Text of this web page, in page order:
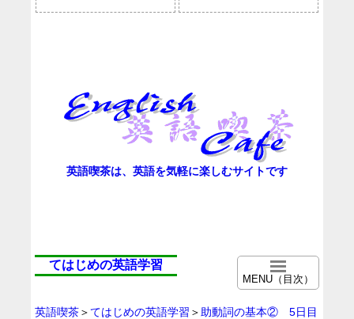
英語喫茶は、英語を気軽に楽しむサイトです
てはじめの英語学習
MENU（目次）
英語喫茶＞てはじめの英語学習 ＞ 助動詞の基本② 5日目